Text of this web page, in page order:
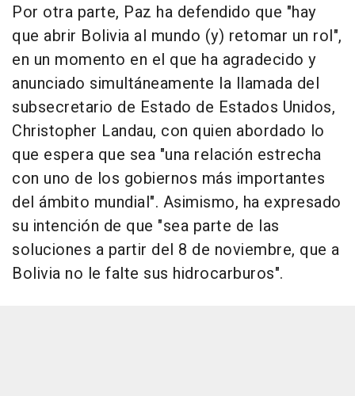
Por otra parte, Paz ha defendido que "hay
que abrir Bolivia al mundo (y) retomar un rol",
en un momento en el que ha agradecido y
anunciado simultáneamente la llamada del
subsecretario de Estado de Estados Unidos,
Christopher Landau, con quien abordado lo
que espera que sea "una relación estrecha
con uno de los gobiernos más importantes
del ámbito mundial". Asimismo, ha expresado
su intención de que "sea parte de las
soluciones a partir del 8 de noviembre, que a
Bolivia no le falte sus hidrocarburos".